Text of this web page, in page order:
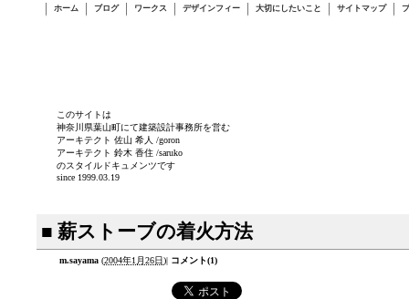
ホーム ブログ ワークス デザインフィー 大切にしたいこと サイトマップ
このサイトは
神奈川県葉山町にて建築設計事務所を営む
アーキテクト 佐山 希人 /goron
アーキテクト 鈴木 香住 /saruko
のスタイルドキュメンツです
since 1999.03.19
■ 薪ストーブの着火方法
m.sayama (2004年1月26日)| コメント(1)